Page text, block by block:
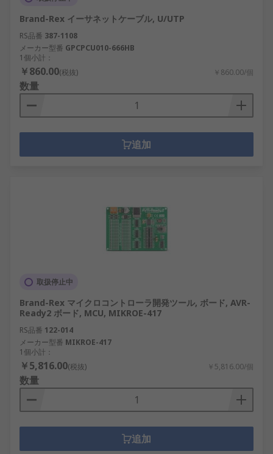
Brand-Rex イーサネットケーブル, U/UTP
RS品番 387-1108
メーカー型番 GPCPCU010-666HB
1個小計：
￥860.00(税抜) ￥860.00/個
数量
追加
取扱停止中
Brand-Rex マイクロコントローラ開発ツール, ボード, AVR-
Ready2 ボード, MCU, MIKROE-417
RS品番 122-014
メーカー型番 MIKROE-417
1個小計：
￥5,816.00(税抜) ￥5,816.00/個
数量
追加